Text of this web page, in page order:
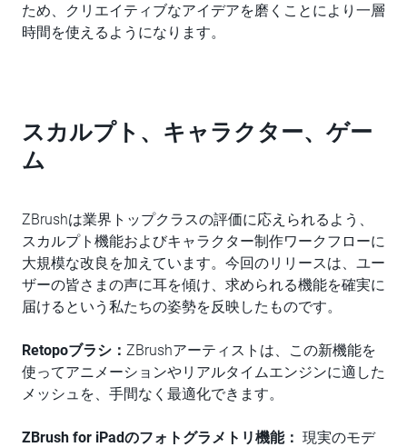
ため、クリエイティブなアイデアを磨くことにより一層
時間を使えるようになります。
スカルプト、キャラクター、ゲー
ム
ZBrushは業界トップクラスの評価に応えられるよう、
スカルプト機能およびキャラクター制作ワークフローに
大規模な改良を加えています。今回のリリースは、ユー
ザーの皆さまの声に耳を傾け、求められる機能を確実に
届けるという私たちの姿勢を反映したものです。
Retopoブラシ： ZBrushアーティストは、この新機能を
使ってアニメーションやリアルタイムエンジンに適した
メッシュを、手間なく最適化できます。
ZBrush for iPadのフォトグラメトリ機能： 現実のモデ